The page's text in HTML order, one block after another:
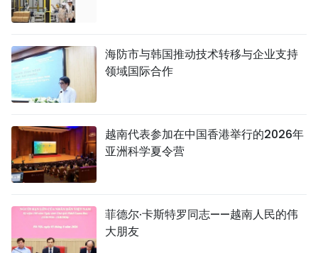
海防市与韩国推动技术转移与企业支持
领域国际合作
越南代表参加在中国香港举行的2026年
亚洲科学夏令营
菲德尔·卡斯特罗同志——越南人民的伟
大朋友